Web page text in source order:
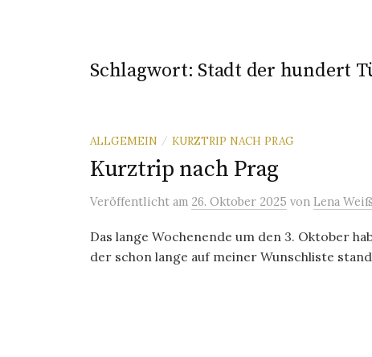
Schlagwort: Stadt der hundert
ALLGEMEIN / KURZTRIP NACH PRAG
Kurztrip nach Prag
Veröffentlicht am 26. Oktober 2025 von Lena
Das lange Wochenende um den 3. Oktober
der schon lange auf meiner Wunschliste